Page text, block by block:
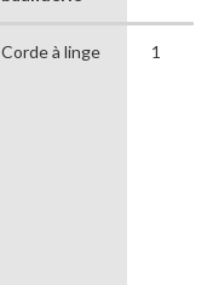
Corde à linge 1